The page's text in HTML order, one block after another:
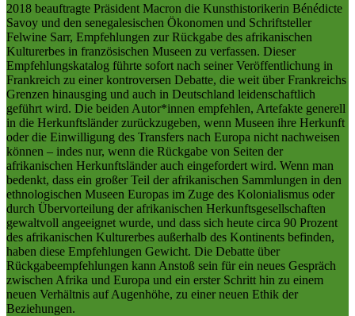
2018 beauftragte Präsident Macron die Kunsthistorikerin Bénédicte
Savoy und den senegalesischen Ökonomen und Schriftsteller
Felwine Sarr, Empfehlungen zur Rückgabe des afrikanischen
Kulturerbes in französischen Museen zu verfassen. Dieser
Empfehlungskatalog führte sofort nach seiner Veröffentlichung in
Frankreich zu einer kontroversen Debatte, die weit über Frankreichs
Grenzen hinausging und auch in Deutschland leidenschaftlich
geführt wird. Die beiden Autor*innen empfehlen, Artefakte generell
in die Herkunftsländer zurückzugeben, wenn Museen ihre Herkunft
oder die Einwilligung des Transfers nach Europa nicht nachweisen
können – indes nur, wenn die Rückgabe von Seiten der
afrikanischen Herkunftsländer auch eingefordert wird. Wenn man
bedenkt, dass ein großer Teil der afrikanischen Sammlungen in den
ethnologischen Museen Europas im Zuge des Kolonialismus oder
durch Übervorteilung der afrikanischen Herkunftsgesellschaften
gewaltvoll angeeignet wurde, und dass sich heute circa 90 Prozent
des afrikanischen Kulturerbes außerhalb des Kontinents befinden,
haben diese Empfehlungen Gewicht. Die Debatte über
Rückgabeempfehlungen kann Anstoß sein für ein neues Gespräch
zwischen Afrika und Europa und ein erster Schritt hin zu einem
neuen Verhältnis auf Augenhöhe, zu einer neuen Ethik der
Beziehungen.